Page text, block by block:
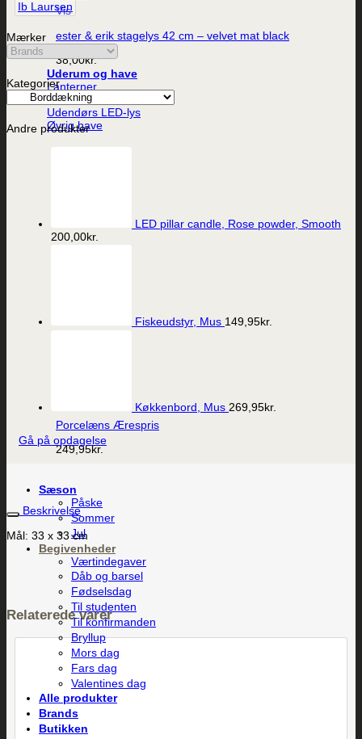
Vis
ester & erik stagelys 42 cm – velvet mat black
38,00kr.
Uderum og have
Lanterner
Udendørs krukker
Udendørs LED-lys
Øvrig have
Porcelæns Ærespris
249,95kr.
Sæson
Påske
Sommer
Jul
Begivenheder
Værtindegaver
Dåb og barsel
Fødselsdag
Til studenten
Til konfirmanden
Bryllup
Mors dag
Fars dag
Valentines dag
Alle produkter
Brands
Butikken
Ib Laursen
Mærker
Kategorier
Andre produkter
LED pillar candle, Rose powder, Smooth
200,00kr.
Fiskeudstyr, Mus 149,95kr.
Køkkenbord, Mus 269,95kr.
Gå på opdagelse
Beskrivelse
Mål: 33 x 33 cm
Relaterede varer